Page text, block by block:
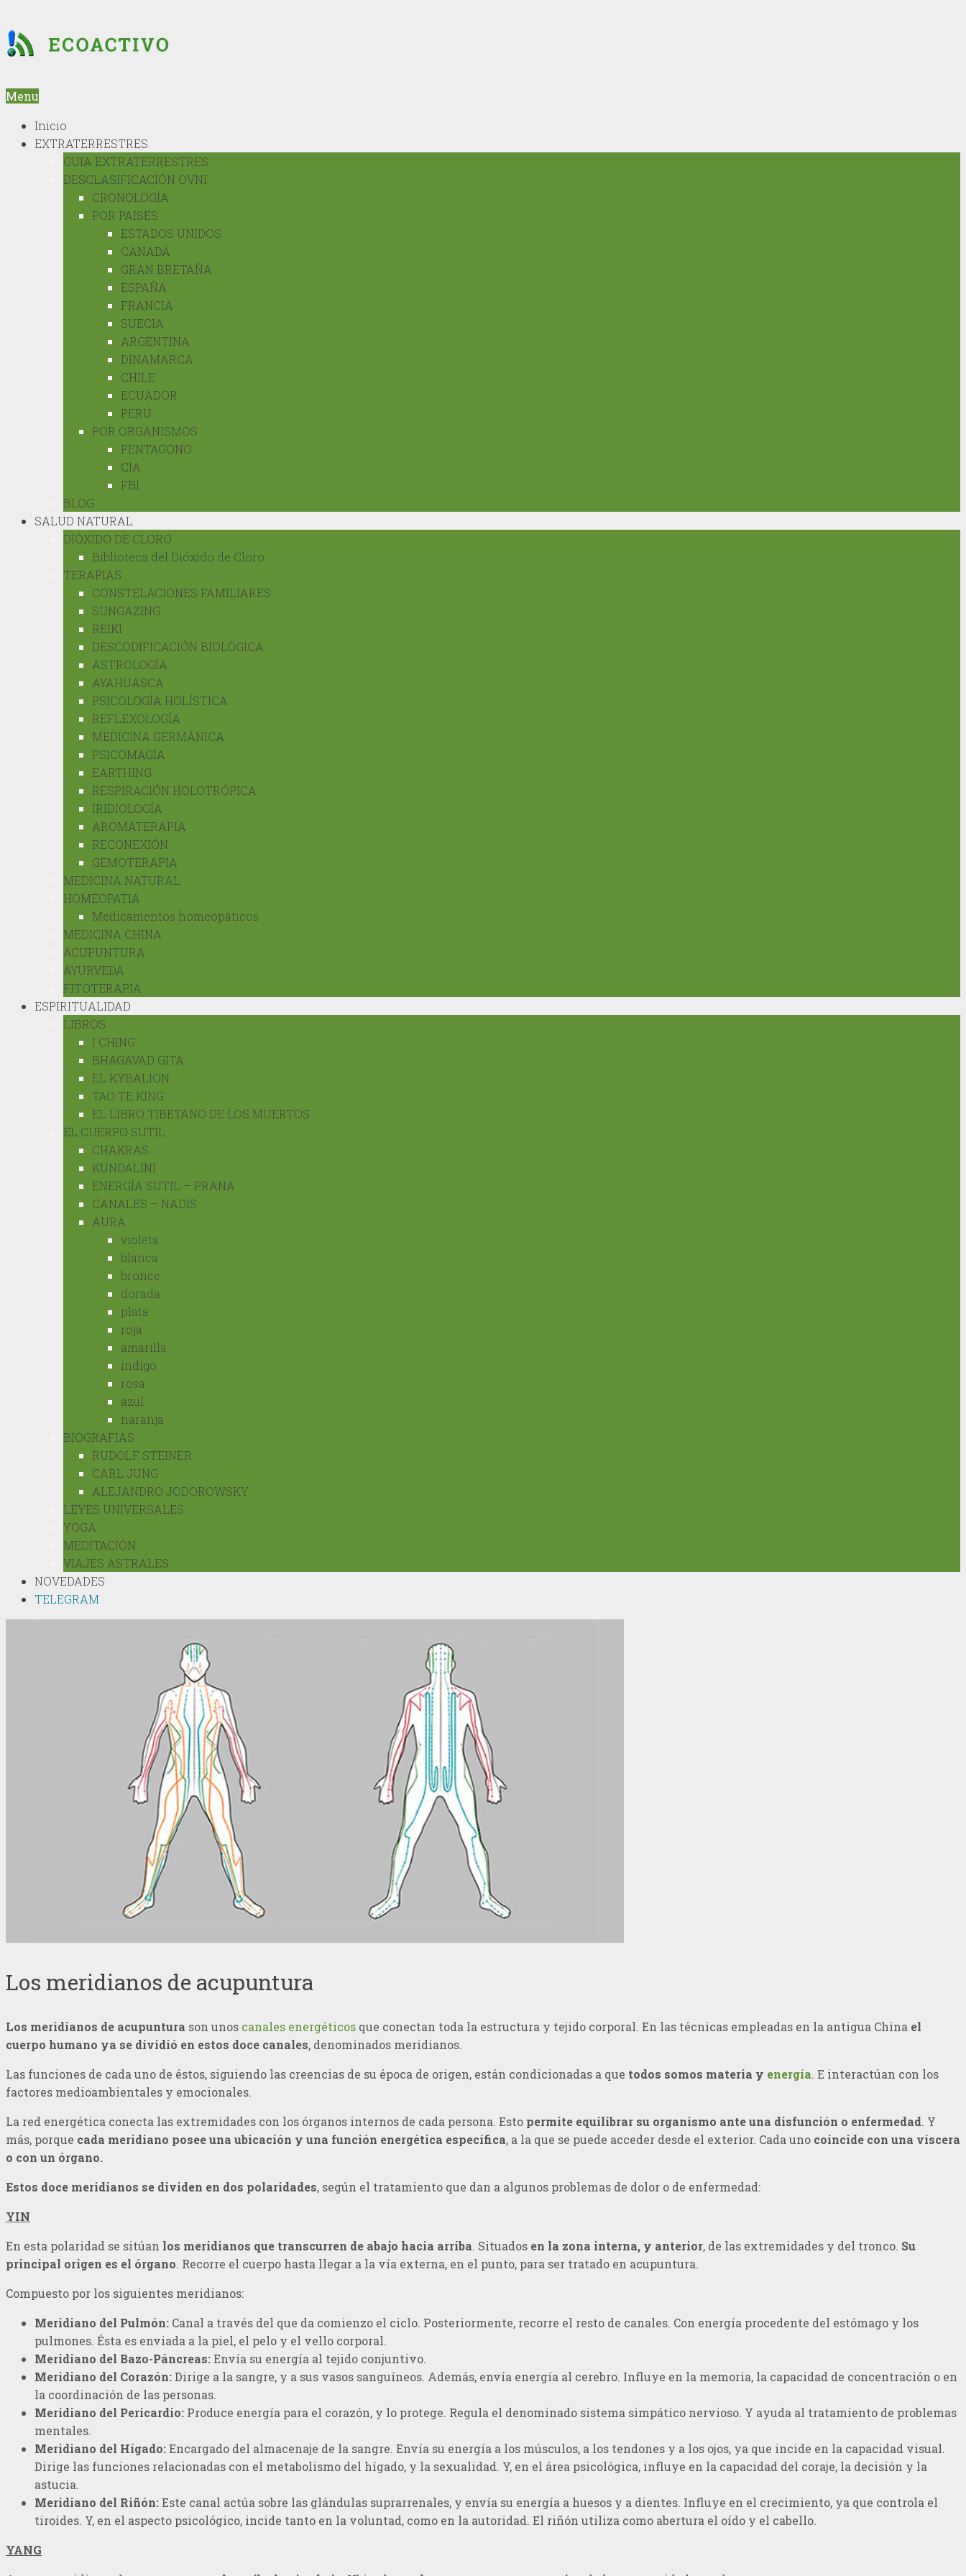
Menu
Inicio
EXTRATERRESTRES
GUIA EXTRATERRESTRES
DESCLASIFICACIÓN OVNI
CRONOLOGÍA
POR PAISES
ESTADOS UNIDOS
CANADÁ
GRAN BRETAÑA
ESPAÑA
FRANCIA
SUECIA
ARGENTINA
DINAMARCA
CHILE
ECUADOR
PERÚ
POR ORGANISMOS
PENTAGONO
CIA
FBI
BLOG
SALUD NATURAL
DIÓXIDO DE CLORO
Biblioteca del Dióxido de Cloro
TERAPIAS
CONSTELACIONES FAMILIARES
SUNGAZING
REIKI
DESCODIFICACIÓN BIOLÓGICA
ASTROLOGÍA
AYAHUASCA
PSICOLOGÍA HOLÍSTICA
REFLEXOLOGÍA
MEDICINA GERMÁNICA
PSICOMAGIA
EARTHING
RESPIRACIÓN HOLOTRÓPICA
IRIDIOLOGÍA
AROMATERAPIA
RECONEXIÓN
GEMOTERAPIA
MEDICINA NATURAL
HOMEOPATIA
Medicamentos homeopáticos
MEDICINA CHINA
ACUPUNTURA
AYURVEDA
FITOTERAPIA
ESPIRITUALIDAD
LIBROS
I CHING
BHAGAVAD GITA
EL KYBALION
TAO TE KING
EL LIBRO TIBETANO DE LOS MUERTOS
EL CUERPO SUTIL
CHAKRAS
KUNDALINI
ENERGÍA SUTIL – PRANA
CANALES – NADIS
AURA
violeta
blanca
bronce
dorada
plata
roja
amarilla
índigo
rosa
azul
naranja
BIOGRAFIAS
RUDOLF STEINER
CARL JUNG
ALEJANDRO JODOROWSKY
LEYES UNIVERSALES
YOGA
MEDITACIÓN
VIAJES ASTRALES
NOVEDADES
TELEGRAM
Los meridianos de acupuntura
Los meridianos de acupuntura son unos canales energéticos que conectan toda la estructura y tejido corporal. En las técnicas empleadas en la antigua China el
cuerpo humano ya se dividió en estos doce canales, denominados meridianos.
Las funciones de cada uno de éstos, siguiendo las creencias de su época de origen, están condicionadas a que todos somos materia y energía. E interactúan con los
factores medioambientales y emocionales.
La red energética conecta las extremidades con los órganos internos de cada persona. Esto permite equilibrar su organismo ante una disfunción o enfermedad. Y
más, porque cada meridiano posee una ubicación y una función energética específica, a la que se puede acceder desde el exterior. Cada uno coincide con una víscera
o con un órgano.
Estos doce meridianos se dividen en dos polaridades, según el tratamiento que dan a algunos problemas de dolor o de enfermedad:
YIN
En esta polaridad se sitúan los meridianos que transcurren de abajo hacia arriba. Situados en la zona interna, y anterior, de las extremidades y del tronco. Su
principal origen es el órgano. Recorre el cuerpo hasta llegar a la vía externa, en el punto, para ser tratado en acupuntura.
Compuesto por los siguientes meridianos:
Meridiano del Pulmón: Canal a través del que da comienzo el ciclo. Posteriormente, recorre el resto de canales. Con energía procedente del estómago y los
pulmones. Ésta es enviada a la piel, el pelo y el vello corporal.
Meridiano del Bazo-Páncreas:Envía su energía al tejido conjuntivo.
Meridiano del Corazón:Dirige a la sangre, y a sus vasos sanguíneos. Además, envía energía al cerebro. Influye en la memoria, la capacidad de concentración o en
la coordinación de las personas.
Meridiano del Pericardio: Produce energía para el corazón, y lo protege. Regula el denominado sistema simpático nervioso. Y ayuda al tratamiento de problemas
mentales.
Meridiano del Hígado:Encargado del almacenaje de la sangre. Envía su energía a los músculos, a los tendones y a los ojos, ya que incide en la capacidad visual.
Dirige las funciones relacionadas con el metabolismo del hígado, y la sexualidad. Y, en el área psicológica, influye en la capacidad del coraje, la decisión y la
astucia.
Meridiano del Riñón:Este canal actúa sobre las glándulas suprarrenales, y envía su energía a huesos y a dientes. Influye en el crecimiento, ya que controla el
tiroides. Y, en el aspecto psicológico, incide tanto en la voluntad, como en la autoridad. El riñón utiliza como abertura el oído y el cabello.
YANG